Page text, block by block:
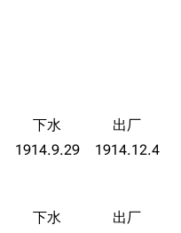
1914.9.29 1914.12.4